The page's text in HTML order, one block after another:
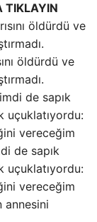
TIKLAYIN
öldürdü ve
de sapık
uçuklatıyordu:
vereceğim